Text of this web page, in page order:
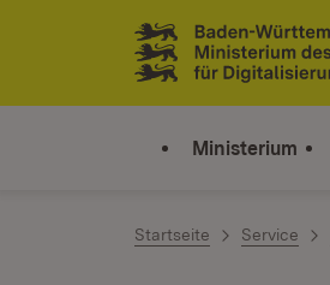
Zum Inhalt springen
Link zur Startseite
Ministerium
Startseite Service